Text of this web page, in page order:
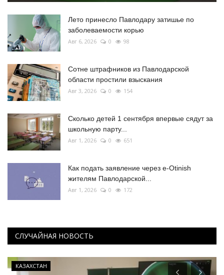
Лето принесло Павлодару затишье по
заболеваемости корью
Авг 6, 2026 0 98
Сотне штрафников из Павлодарской
области простили взыскания
Авг 3, 2026 0 154
Сколько детей 1 сентября впервые сядут за
школьную парту...
Авг 1, 2026 0 651
Как подать заявление через e-Otinish
жителям Павлодарской...
Авг 1, 2026 0 172
СЛУЧАЙНАЯ НОВОСТЬ
КАЗАХСТАН